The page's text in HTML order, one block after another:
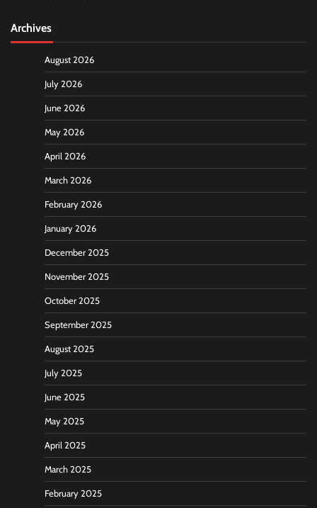
Archives
August 2026
July 2026
June 2026
May 2026
April 2026
March 2026
February 2026
January 2026
December 2025
November 2025
October 2025
September 2025
August 2025
July 2025
June 2025
May 2025
April 2025
March 2025
February 2025